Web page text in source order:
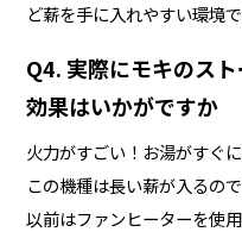
ど薪を手に入れやすい環境
Q4. 実際にモキのスト
効果はいかがですか
火力がすごい！お湯がすぐ
この機種は長い薪が入るの
以前はファンヒーターを使